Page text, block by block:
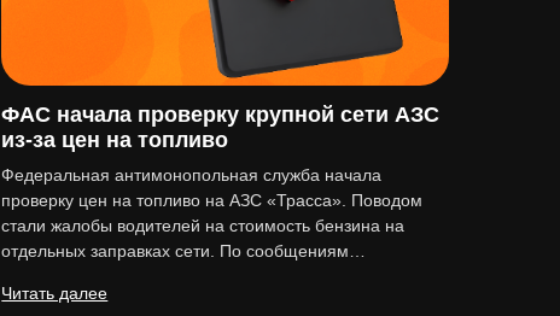
ФАС начала проверку крупной сети АЗС
из-за цен на топливо
Федеральная антимонопольная служба начала
проверку цен на топливо на АЗС «Трасса». Поводом
стали жалобы водителей на стоимость бензина на
отдельных заправках сети. По сообщениям…
Читать далее